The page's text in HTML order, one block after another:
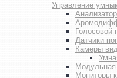
Управление
Датчики
Камеры
Мониторы